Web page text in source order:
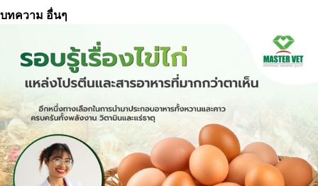
บทความ อื่นๆ